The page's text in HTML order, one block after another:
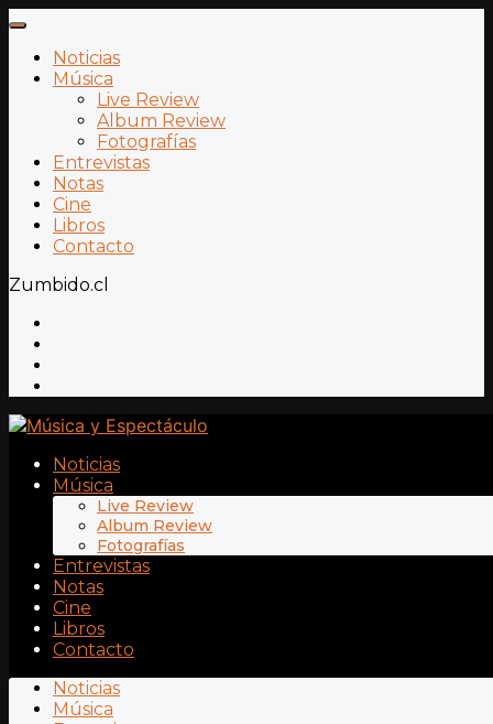
Noticias
Música
Live Review
Album Review
Fotografías
Entrevistas
Notas
Cine
Libros
Contacto
Zumbido.cl
Noticias
Música
Live Review
Album Review
Fotografías
Entrevistas
Notas
Cine
Libros
Contacto
Noticias
Música